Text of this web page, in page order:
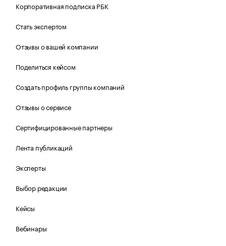
Корпоративная подписка РБК
Стать экспертом
Отзывы о вашей компании
Поделиться кейсом
Создать профиль группы компаний
Отзывы о сервисе
Сертифицированные партнеры
Лента публикаций
Эксперты
Выбор редакции
Кейсы
Вебинары